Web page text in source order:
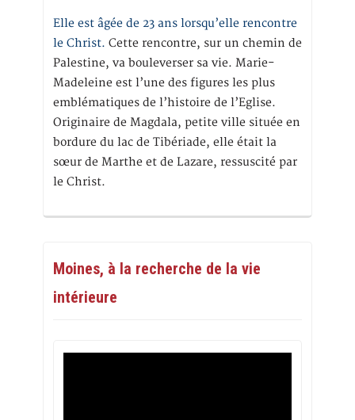
Elle est âgée de 23 ans lorsqu’elle rencontre
le Christ. Cette rencontre, sur un chemin de
Palestine, va bouleverser sa vie. Marie-
Madeleine est l’une des figures les plus
emblématiques de l’histoire de l’Eglise.
Originaire de Magdala, petite ville située en
bordure du lac de Tibériade, elle était la
sœur de Marthe et de Lazare, ressuscité par
le Christ.
Moines, à la recherche de la vie
intérieure